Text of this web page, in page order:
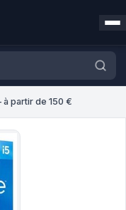
partir de 150 €